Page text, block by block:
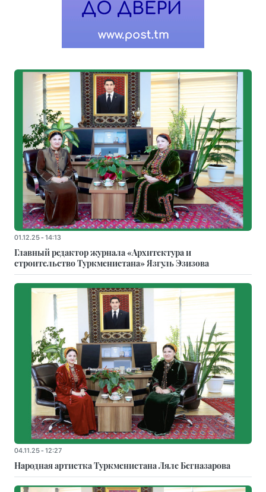
01.12.25 - 14:13
Главный редактор журнала «Архитектура и
строительство Туркменистана» Язгуль Эзизова
04.11.25 - 12:27
Народная артистка Туркменистана Ляле Бегназарова